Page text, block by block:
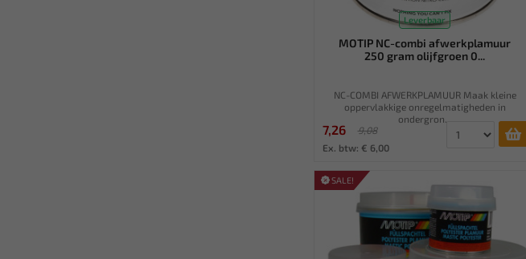
Leverbaar
MOTIP NC-combi afwerkplamuur
250 gram olijfgroen 0...
NC-COMBI AFWERKPLAMUUR Maak kleine
oppervlakkige onregelmatigheden in
ondergron...
7,26
9,08
Ex. btw: € 6,00
SALE!